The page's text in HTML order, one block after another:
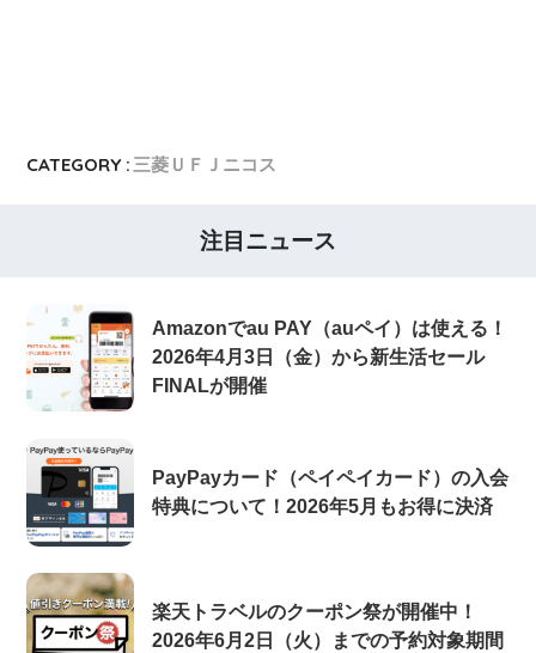
CATEGORY :三菱ＵＦＪニコス
注目ニュース
Amazonでau PAY（auペイ）は使える！
2026年4月3日（金）から新生活セール
FINALが開催
PayPayカード（ペイペイカード）の入会
特典について！2026年5月もお得に決済
楽天トラベルのクーポン祭が開催中！
2026年6月2日（火）までの予約対象期間